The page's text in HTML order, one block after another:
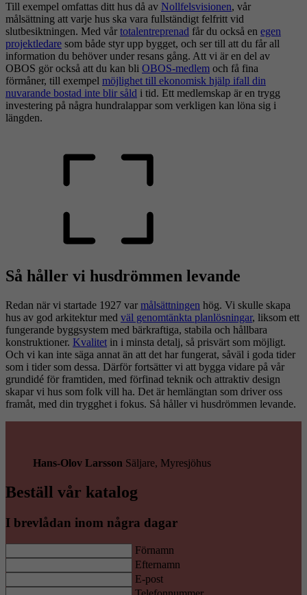
Till exempel omfattas ditt hus då av Nollfelsvisionen, vår
målsättning att varje hus ska vara fullständigt felfritt vid
slutbesiktningen. Med vår totalentreprenad får du också en egen
projektledare som både styr upp bygget, och ser till att du får all
information du behöver under resans gång. Att vi är en del av
OBOS gör också att du kan bli OBOS-medlem och få fina
förmåner, till exempel möjlighet till ekonomisk hjälp ifall din
nuvarande bostad inte blir såld i tid. Ett medlemskap är en trygg
investering på några hundralappar som verkligen kan löna sig i
längden.
Så håller vi husdrömmen levande
Redan när vi startade 1927 var målsättningen hög. Vi skulle skapa
hus av god arkitektur med väl genomtänkta planlösningar, liksom ett
fungerande byggsystem med bärkraftiga, stabila och hållbara
konstruktioner. Kvalitet in i minsta detalj, så prisvärt som möjligt.
Och vi kan inte säga annat än att det har fungerat, såväl i goda tider
som i tider som dessa. Därför fortsätter vi att bygga vidare på vår
grundidé för framtiden, med förfinad teknik och attraktiv design
skapar vi hus som folk vill ha. Det är hemlängtan som driver oss
framåt, med din trygghet i fokus. Så håller vi husdrömmen levande.
Hans-Olov Larsson Säljare, Myresjöhus
Beställ vår katalog
I brevlådan inom några dagar
Förnamn
Efternamn
E-post